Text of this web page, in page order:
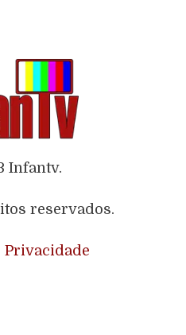
Infantv.
reservados.
Privacidade